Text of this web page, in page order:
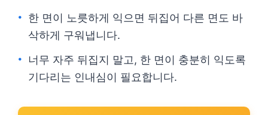
한 면이 노릇하게 익으면 뒤집어 다른 면도 바
삭하게 구워냅니다.
너무 자주 뒤집지 말고, 한 면이 충분히 익도록
기다리는 인내심이 필요합니다.